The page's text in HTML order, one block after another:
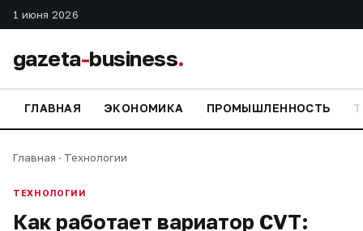
1 июня 2026
gazeta-business.
ГЛАВНАЯ ЭКОНОМИКА ПРОМЫШЛЕННОСТЬ
Главная · Технологии
ТЕХНОЛОГИИ
Как работает вариатор CVT: